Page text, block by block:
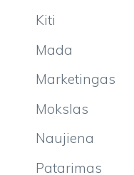
Kiti
Mada
Marketingas
Mokslas
Naujiena
Patarimas